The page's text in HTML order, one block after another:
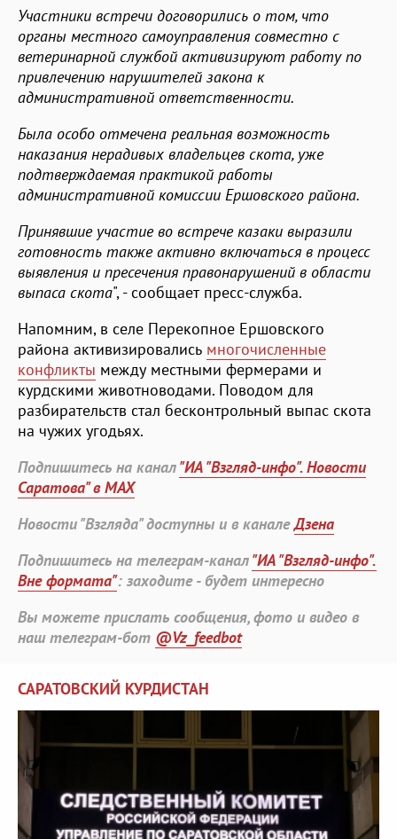
Участники встречи договорились о том, что
органы местного самоуправления совместно с
ветеринарной службой активизируют работу по
привлечению нарушителей закона к
административной ответственности.
Была особо отмечена реальная возможность
наказания нерадивых владельцев скота, уже
подтверждаемая практикой работы
административной комиссии Ершовского района.
Принявшие участие во встрече казаки выразили
готовность также активно включаться в процесс
выявления и пресечения правонарушений в области
выпаса скота", - сообщает пресс-служба.
Напомним, в селе Перекопное Ершовского
района активизировались многочисленные
конфликты между местными фермерами и
курдскими животноводами. Поводом для
разбирательств стал бесконтрольный выпас скота
на чужих угодьях.
Подпишитесь на канал"ИА "Взгляд-инфо". Новости
Саратова" в MAX
Новости "Взгляда" доступны и в каналеДзена
Подпишитесь на телеграм-канал"ИА "Взгляд-инфо".
Вне формата": заходите - будет интересно
Вы можете прислать сообщения, фото и видео в
наш телеграм-бот @Vz_feedbot
САРАТОВСКИЙ КУРДИСТАН